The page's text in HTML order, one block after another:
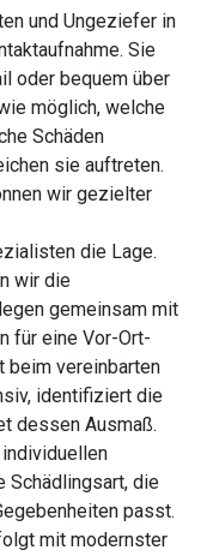
und Ungeziefer in
Sie
oder bequem über
möglich, welche
Schäden
sie auftreten.
wir gezielter
die Lage.
wir die
gemeinsam mit
für eine Vor-Ort-
beim vereinbarten
identifiziert die
dessen Ausmaß.
Schädlingsart, die
passt.
mit modernster